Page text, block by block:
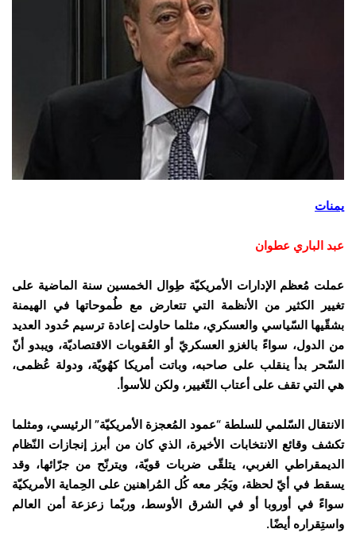
يمنات
عبد الباري عطوان
عملت مُعظم الإدارات الأمريكيّة طِوال الخمسين سنة الماضية على
تغيير الكثير من الأنظمة التي تتعارض مع طُموحاتها في الهيمنة
بشقّيها السّياسي والعسكري، مثلما حاولت إعادة ترسيم حُدود العديد
من الدول، سواءً بالغزو العسكريّ أو العُقوبات الاقتصاديّة، ويبدو أنّ
السّحر بدأ ينقلب على صاحبه، وباتت أمريكا كهُويّة، ودولة عُظمى،
هي التي تقف على أعتاب التّغيير، ولكن للأسوأ.
الانتقال السّلمي للسلطة “عمود المُعجزة الأمريكيّة” الرئيسي، ومثلما
تكشف وقائع الانتخابات الأخيرة، الذي كان من أبرز إنجازات النّظام
الديمقراطي الغربي، يتلقّى ضربات قويّة، ويترنّح من جرّائها، وقد
يسقط في أيّ لحظة، ويَجُر معه كُل المُراهنين على الحِماية الأمريكيّة
سواءً في أوروبا أو في الشرق الأوسط، وربّما زعزعة أمن العالم
واستِقراره أيضًا.